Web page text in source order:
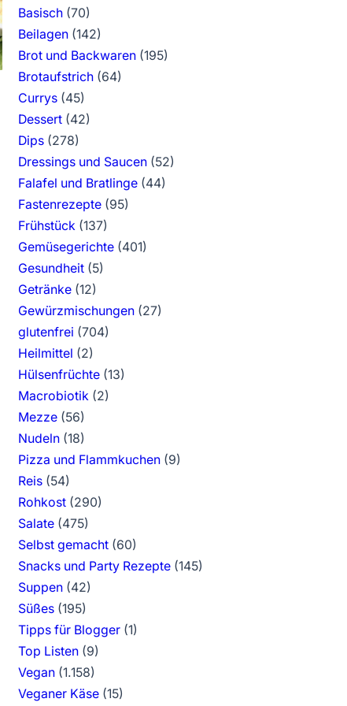
Basisch(70)
Beilagen(142)
Brot und Backwaren(195)
Brotaufstrich(64)
Currys(45)
Dessert(42)
Dips(278)
Dressings und Saucen(52)
Falafel und Bratlinge(44)
Fastenrezepte(95)
Frühstück (137)
Gemüsegerichte(401)
Gesundheit(5)
Getränke(12)
Gewürzmischungen(27)
glutenfrei (704)
Heilmittel (2)
Hülsenfrüchte(13)
Macrobiotik (2)
Mezze(56)
Nudeln(18)
Pizza und Flammkuchen(9)
Reis(54)
Rohkost(290)
Salate(475)
Selbst gemacht(60)
Snacks und Party Rezepte(145)
Suppen(42)
Süßes(195)
Tipps für Blogger(1)
Top Listen(9)
Vegan(1.158)
Veganer Käse(15)